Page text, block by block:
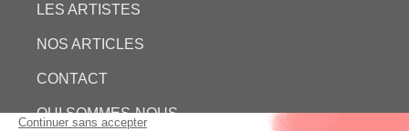
LES ARTISTES
NOS ARTICLES
CONTACT
QUI SOMMES-NOUS